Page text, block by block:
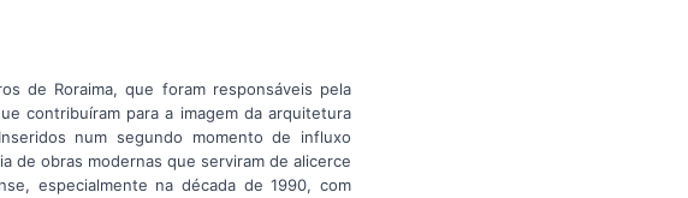
de Roraima, que foram responsáveis pela
contribuíram para a imagem da arquitetura
num segundo momento de influxo
de obras modernas que serviram de alicerce
especialmente na década de 1990, com